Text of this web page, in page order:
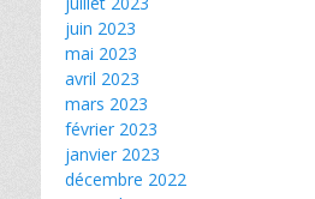
juin 2023
mai 2023
avril 2023
mars 2023
février 2023
janvier 2023
décembre 2022